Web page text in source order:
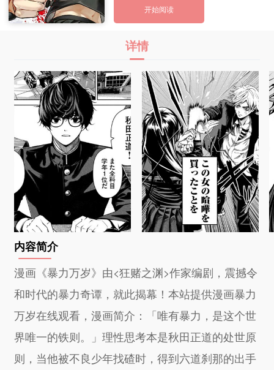
开始阅读
详情
内容简介
漫画《暴力万岁》由<狂赌之渊>作家编剧，震撼令
和时代的暴力奇谭，就此揭幕！本站提供漫画暴力
万岁在线观看，漫画简介：「唯有暴力，是这个世
界唯一的铁则。」理性思考本是秋田正道的处世原
则，当他被不良少年找碴时，得到六道刹那的出手